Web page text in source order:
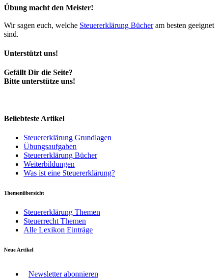
Übung macht den Meister!
Wir sagen euch, welche Steuererklärung Bücheram besten geeignet
sind.
Unterstützt uns!
Gefällt Dir die Seite?
Bitte unterstütze uns!
Beliebteste Artikel
Steuererklärung Grundlagen
Übungsaufgaben
Steuererklärung Bücher
Weiterbildungen
Was ist eine Steuererklärung?
Themenübersicht
Steuererklärung Themen
Steuerrecht Themen
Alle Lexikon Einträge
Neue Artikel
Newsletter abonnieren